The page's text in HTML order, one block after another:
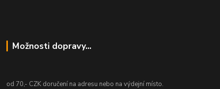
Možnosti dopravy...
od 70,- CZK doručení na adresu nebo na výdejní místo.